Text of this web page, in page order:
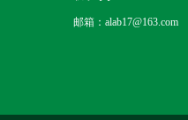
邮箱：alab17@163.com